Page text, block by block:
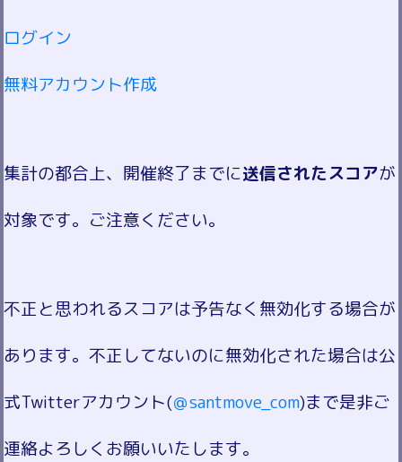
ログイン
無料アカウント作成
集計の都合上、開催終了までに送信されたスコアが
対象です。ご注意ください。
不正と思われるスコアは予告なく無効化する場合が
あります。不正してないのに無効化された場合は公
式Twitterアカウント(＠santmove_com)まで是非ご
連絡よろしくお願いいたします。